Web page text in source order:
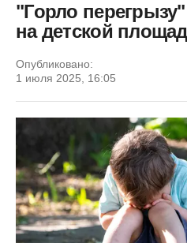
"Горло
на детской
Опубликовано:
1 июля 2025, 16:05